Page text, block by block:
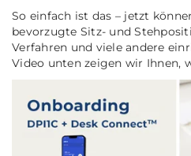
So einfach ist das – jetzt
bevorzugte Sitz- und
Verfahren und viele andere
Video unten zeigen wir Ihnen,